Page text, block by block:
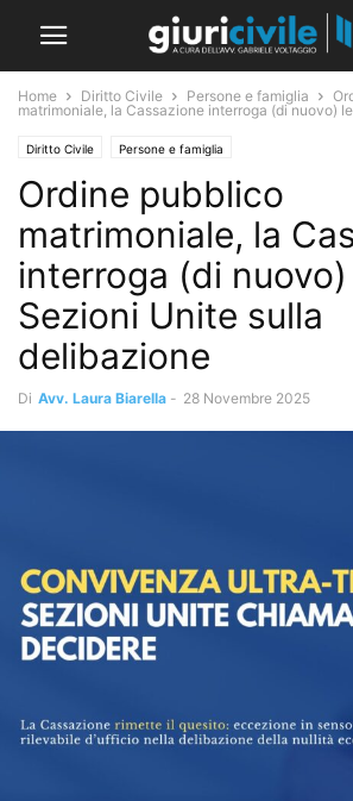
Home Diritto Civile Persone e famiglia
matrimoniale, la Cassazione interroga (di nuovo)
Diritto Civile Persone e famiglia
Ordine pubblico
matrimoniale, la
interroga (di nuovo)
Sezioni Unite sulla
delibazione
Di Avv. Laura Biarella - 28 Novembre 2025